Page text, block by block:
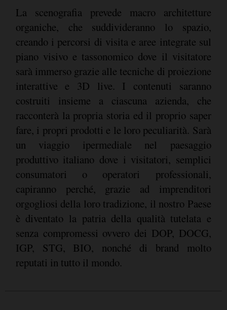
La scenografia prevede macro architetture
organiche, che suddivideranno lo spazio,
creando i percorsi di visita e aree integrate sul
piano visivo e tassonomico dove il visitatore
sarà immerso grazie alle tecniche di proiezione
interattive e 3D live. I contenuti saranno
costruiti insieme a ciascuna azienda, che
racconterà la propria storia ed il proprio saper
fare, i propri prodotti e le loro peculiarità. Sarà
un viaggio ipermediale nel paesaggio
produttivo italiano dove i visitatori, semplici
consumatori o operatori professionali,
capiranno perché, grazie ad imprenditori
orgogliosi della loro tradizione, il nostro Paese
è diventato la patria della qualità tutelata e
senza compromessi ovvero dei DOP, DOCG,
IGP, STG, BIO, nonché di brand molto
reputati in tutto il mondo.